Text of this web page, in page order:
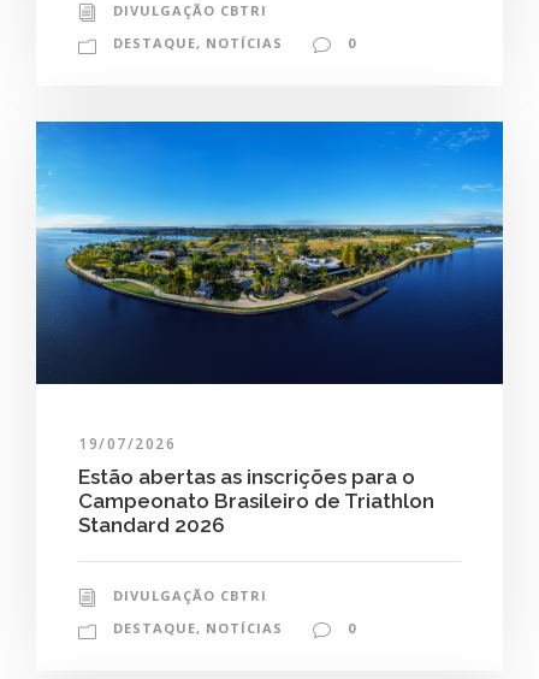
DIVULGAÇÃO CBTRI
DESTAQUE, NOTÍCIAS 0
19/07/2026
Estão abertas as inscrições para o
Campeonato Brasileiro de Triathlon
Standard 2026
DIVULGAÇÃO CBTRI
DESTAQUE, NOTÍCIAS 0